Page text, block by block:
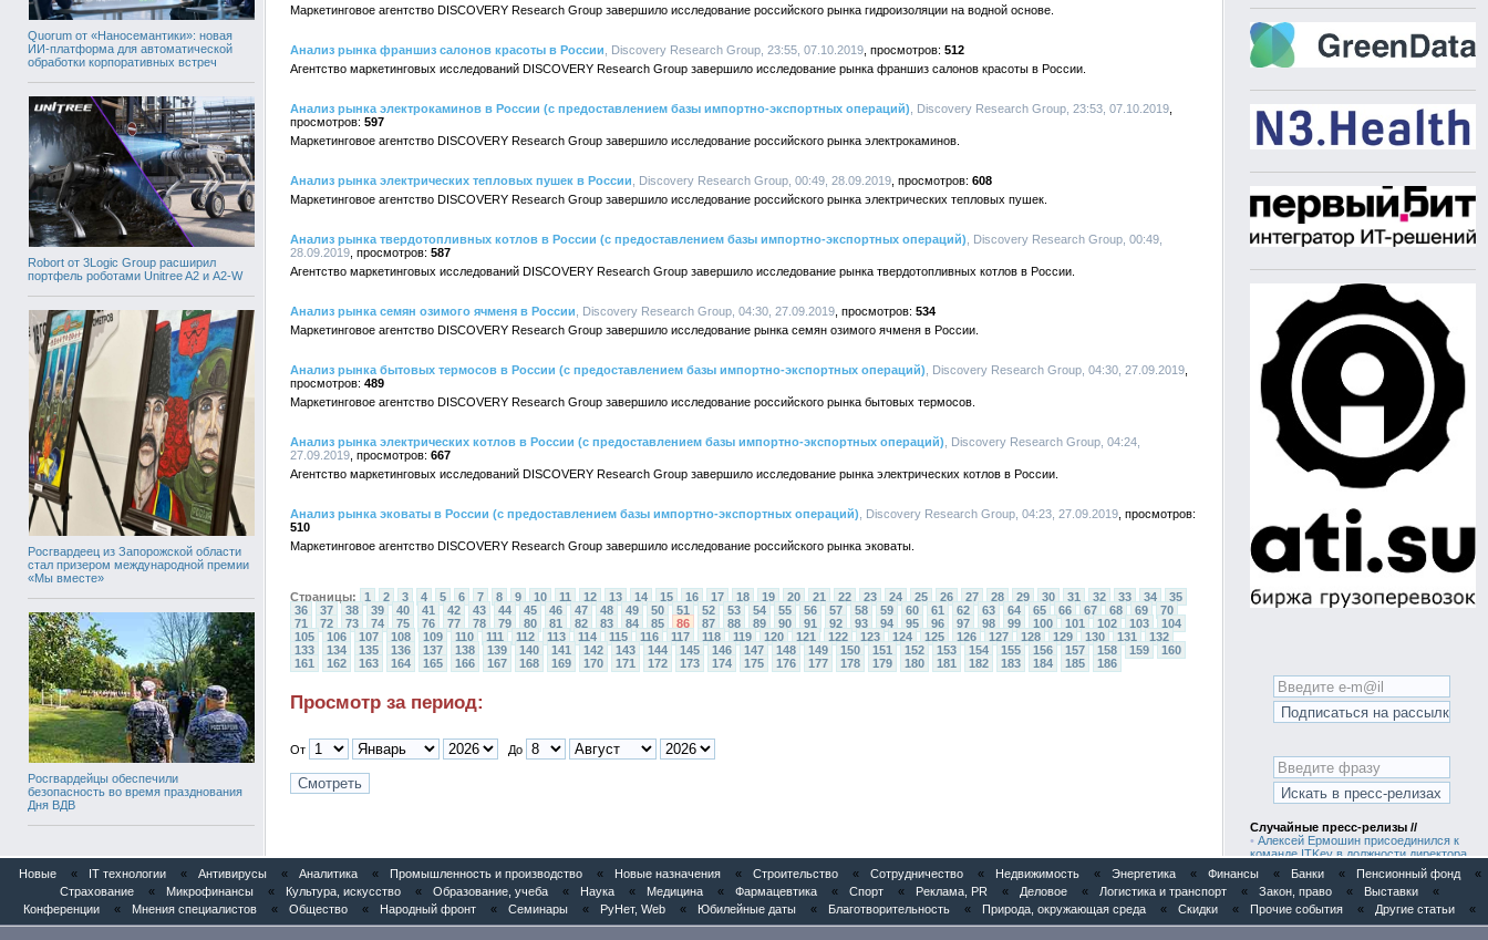
Quorum от «Наносемантики»: новая
ИИ-платформа для автоматической
обработки корпоративных встреч
Robort от 3Logic Group расширил
портфель роботами Unitree A2 и A2-W
Росгвардеец из Запорожской области
стал призером международной премии
«Мы вместе»
Росгвардейцы обеспечили
безопасность во время празднования
Дня ВДВ
Маркетинговое агентство DISCOVERY Research Group завершило исследование российского рынка гидроизоляции на водной основе.
Анализ рынка франшиз салонов красоты в России , Discovery Research Group, 23:55, 07.10.2019
512
Агентство маркетинговых исследований DISCOVERY Research Group завершило исследование рынка франшиз салонов красоты в России.
Анализ рынка электрокаминов в России (с предоставлением базы импортно-экспортных операций) , Discovery Research Group, 23:53, 07.10.2019
597
Маркетинговое агентство DISCOVERY Research Group завершило исследование российского рынка электрокаминов.
Анализ рынка электрических тепловых пушек в России , Discovery Research Group, 00:49, 28.09.2019
608
Маркетинговое агентство DISCOVERY Research Group завершило исследование российского рынка электрических тепловых пушек.
Анализ рынка твердотопливных котлов в России (с предоставлением базы импортно-экспортных операций) , Discovery Research Group, 00:49,
28.09.2019
587
Агентство маркетинговых исследований DISCOVERY Research Group завершило исследование рынка твердотопливных котлов в России.
Анализ рынка семян озимого ячменя в России , Discovery Research Group, 04:30, 27.09.2019
534
Маркетинговое агентство DISCOVERY Research Group завершило исследование рынка семян озимого ячменя в России.
Анализ рынка бытовых термосов в России (с предоставлением базы импортно-экспортных операций) , Discovery Research Group, 04:30, 27.09.2019
489
Маркетинговое агентство DISCOVERY Research Group завершило исследование российского рынка бытовых термосов.
Анализ рынка электрических котлов в России (с предоставлением базы импортно-экспортных операций) , Discovery Research Group, 04:24,
27.09.2019
667
Агентство маркетинговых исследований DISCOVERY Research Group завершило исследование рынка электрических котлов в России.
Анализ рынка эковаты в России (с предоставлением базы импортно-экспортных операций) , Discovery Research Group, 04:23, 27.09.2019
510
Маркетинговое агентство DISCOVERY Research Group завершило исследование российского рынка эковаты.
Страницы: 1 2 3 4 5 6 7 8 9 10 11 12 13 14 15 16 17 18 19 20 21 22 23 24 25 26 27 28 29 30 31 32 33 34
35
36
37 38 39 40 41 42 43 44 45 46 47 48 49 50 51 52 53 54 55 56 57 58 59 60 61 62 63 64 65 66 67 68 69
70
71
72 73 74 75 76 77 78 79 80 81 82 83 84 85 86 87 88 89 90 91 92 93 94 95 96 97 98 99 100 101 102 103
104
105
106 107 108 109 110 111 112 113 114 115 116 117 118 119 120 121 122 123 124 125 126 127 128 129 130 131
132
133
134 135 136 137 138 139 140 141 142 143 144 145 146 147 148 149 150 151 152 153 154 155 156 157 158 159
160
161
162 163 164 165 166 167 168 169 170 171 172 173 174 175 176 177 178 179 180 181 182 183 184 185 186
Просмотр за период:
От До
Случайные пресс-релизы //
• Алексей Ермошин присоединился к
команде ITKey в должности директора
по продукту
•Анализ рынка панелей фасадных из
полипропилена в России
•Анализ рынка элементов вентиляции
кровли (подкровельного пространства)
Новые « IT технологии « Антивирусы « Аналитика « Промышленность и производство « Новые назначения « Строительство « Сотрудничество « Недвижимость « Энергетика « Финансы « Банки « Пенсионный фонд
«
Страхование
« Микрофинансы « Культура, искусство « Образование, учеба « Наука « Медицина « Фармацевтика « Спорт « Реклама, PR « Деловое « Логистика и транспорт « Закон, право « Выставки
«
Конференции
« Мнения специалистов « Общество « Народный фронт « Семинары « РуНет, Web « Юбилейные даты « Благотворительность « Природа, окружающая среда « Скидки « Прочие события « Другие статьи «